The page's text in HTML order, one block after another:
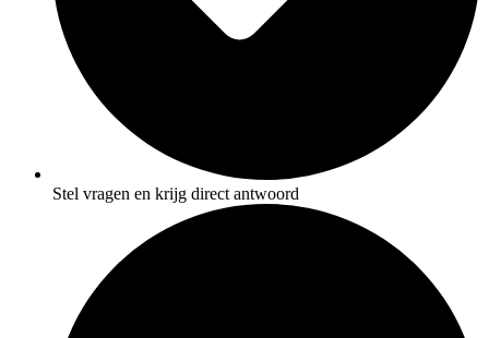
Stel vragen en krijg direct antwoord